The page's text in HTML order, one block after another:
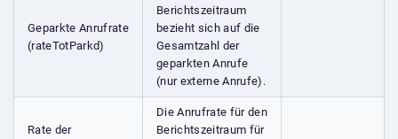
Geparkte Anrufrate
(rateTotParkd)
Berichtszeitraum
bezieht sich auf die
Gesamtzahl der
geparkten Anrufe
(nur externe Anrufe).
Rate der
Die Anrufrate für den
Berichtszeitraum für